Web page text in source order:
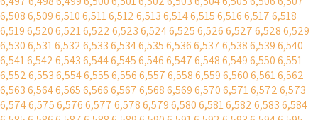
6,5086,5096,5106,5116,5126,5136,5146,5156,5166,5176,518
6,5196,5206,5216,5226,5236,5246,5256,5266,5276,5286,529
6,5306,5316,5326,5336,5346,5356,5366,5376,5386,5396,540
6,5416,5426,5436,5446,5456,5466,5476,5486,5496,5506,551
6,5526,5536,5546,5556,5566,5576,5586,5596,5606,5616,562
6,5636,5646,5656,5666,5676,5686,5696,5706,5716,5726,573
6,5746,5756,5766,5776,5786,5796,5806,5816,5826,5836,584